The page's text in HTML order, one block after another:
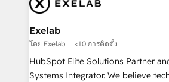
combines strong technical
business perspective. Many of our
scaled businesses themselves,
understanding of what owners and
as their systems, data, and
Exelab
โดย Exelab <10 การติดตั้ง
HubSpot Elite Solutions Partner
Systems Integrator. We believe technology should